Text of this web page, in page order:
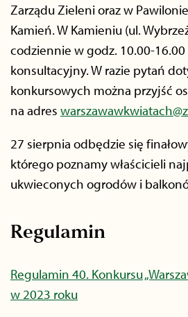
Zarządu Zieleni oraz w
Kamień. W Kamieniu (ul.
codziennie w godz. 10.00-16.00
konsultacyjny. W razie pytań
konkursowych można przyjść
na adres
27 sierpnia odbędzie się
którego poznamy właścicieli
ukwieconych ogrodów i
Regulamin
Regulamin 40. Konkursu
w 2023 roku